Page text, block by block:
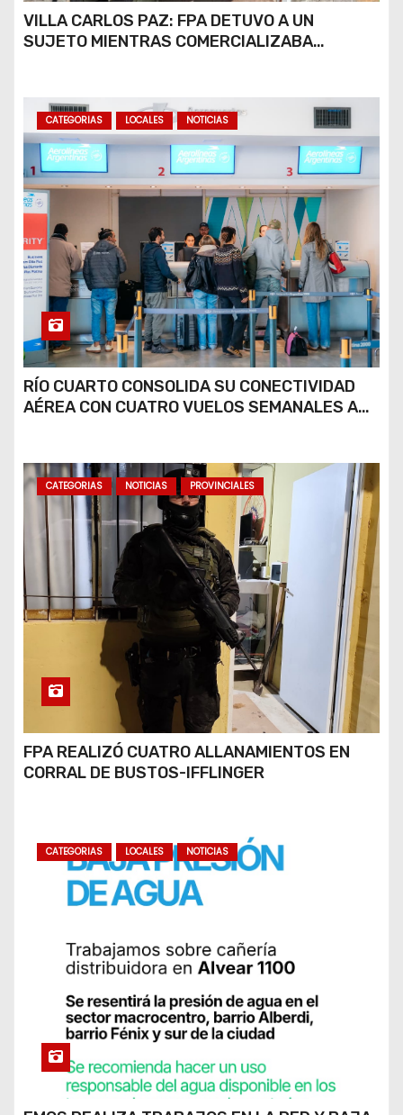
VILLA CARLOS PAZ: FPA DETUVO A UN
SUJETO MIENTRAS COMERCIALIZABA
CATEGORIAS LOCALES NOTICIAS
RÍO CUARTO CONSOLIDA SU CONECTIVIDAD
AÉREA CON CUATRO VUELOS SEMANALES A
CATEGORIAS NOTICIAS PROVINCIALES
FPA REALIZÓ CUATRO ALLANAMIENTOS EN
CORRAL DE BUSTOS-IFFLINGER
CATEGORIAS LOCALES NOTICIAS